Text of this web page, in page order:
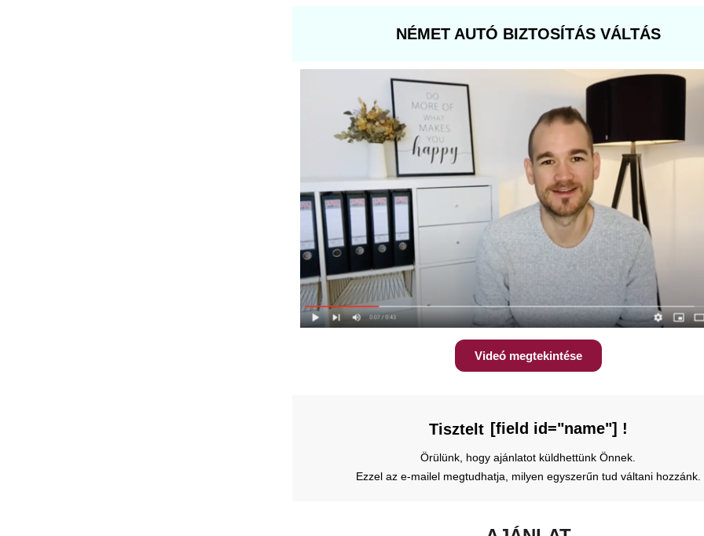
NÉMET AUTÓ BIZTOSÍTÁS VÁLTÁS
Videó megtekintése
Tisztelt [field id="name"] !
Örülünk, hogy ajánlatot küldhettünk Önnek.
Ezzel az e-mailel megtudhatja, milyen egyszerűn tud váltani hozzánk.